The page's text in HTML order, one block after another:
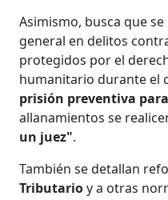
Asimismo, busca que
general en delitos
protegidos por el
humanitario durante el
prisión preventiva
allanamientos se
un juez".
También se detallan
Tributarioy a otras